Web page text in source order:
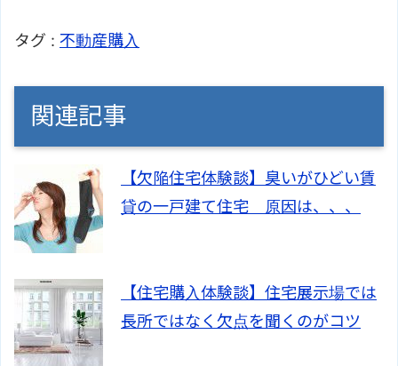
タグ : 不動産購入
関連記事
【欠陥住宅体験談】臭いがひどい賃
貸の一戸建て住宅 原因は、、、
【住宅購入体験談】住宅展示場では
長所ではなく欠点を聞くのがコツ